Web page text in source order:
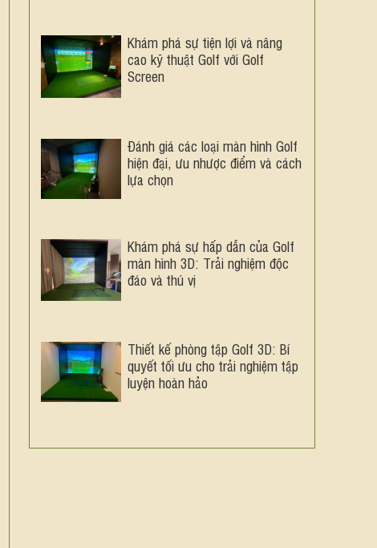
Khám phá sự tiện lợi và nâng
cao kỹ thuật Golf với Golf
Screen
Đánh giá các loại màn hình Golf
hiện đại, ưu nhược điểm và cách
lựa chọn
Khám phá sự hấp dẫn của Golf
màn hình 3D: Trải nghiệm độc
đáo và thú vị
Thiết kế phòng tập Golf 3D: Bí
quyết tối ưu cho trải nghiệm tập
luyện hoàn hảo